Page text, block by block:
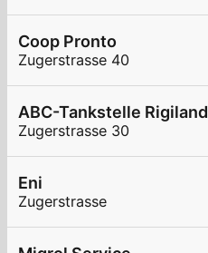
Coop Pronto
Zugerstrasse 40
ABC-Tankstelle Rigiland
Zugerstrasse 30
Eni
Zugerstrasse